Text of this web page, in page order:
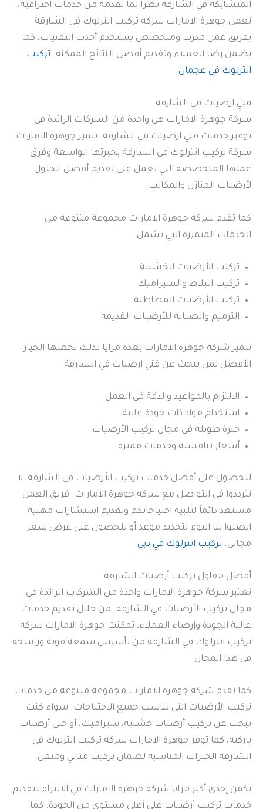
المتشابكة في الشارقة نظراً لما تقدمه من خدمات احترافية.
تعمل جوهرة الامارات شركة تركيب انترلوك في الشارقة
بفريق عمل مدرب ومتخصص يستخدم أحدث التقنيات، كما
يضمن رضا العملاء وتقديم أفضل النتائج الممكنة. تركيب
انترلوك في عجمان
فني ارضيات في الشارقة
شركة جوهرة الامارات هي واحدة من الشركات الرائدة في
توفير خدمات فني ارضيات في الشارقة. تتميز جوهرة الامارات
شركة تركيب انترلوك في الشارقة بخبرتها الواسعة وفرق
عملها المتخصصة التي تعمل على تقديم أفضل الحلول
لأرضيات المنازل والمكاتب.
كما تقدم شركة جوهرة الامارات مجموعة متنوعة من
الخدمات المتميزة التي تشمل:
تركيب الأرضيات الخشبية
تركيب البلاط والسيراميك
تركيب الأرضيات المطاطية
الترميم والصيانة للأرضيات القديمة
تتميز شركة جوهرة الامارات بعدة مزايا لذلك تجعلها الخيار
الأفضل لمن يبحث عن فني ارضيات في الشارقة:
الالتزام بالمواعيد والدقة في العمل
استخدام مواد ذات جودة عالية
خبرة طويلة في مجال تركيب الأرضيات
أسعار تنافسية وخدمات مميزة
للحصول على أفضل خدمات تركيب الأرضيات في الشارقة، لا
تترددوا في التواصل مع شركة جوهرة الامارات. فريق العمل
مستعد دائماً لتلبية احتياجاتكم وتقديم استشارات مهنية.
اتصلوا بنا اليوم لتحديد موعد أو للحصول على عرض سعر
مجاني. تركيب انترلوك في دبي
أفضل مقاول تركيب أرضيات الشارقة
تعتبر شركة جوهرة الامارات واحدة من الشركات الرائدة في
مجال تركيب الأرضيات في الشارقة. من خلال تقديم خدمات
عالية الجودة وإرضاء العملاء، تمكنت جوهرة الامارات شركة
تركيب انترلوك في الشارقة من تأسيس سمعة قوية وراسخة
في هذا المجال.
كما تقدم شركة جوهرة الامارات مجموعة متنوعة من خدمات
تركيب الأرضيات التي تناسب جميع الاحتياجات. سواء كنت
تبحث عن تركيب أرضيات خشبية، سيراميك، أو حتى أرضيات
باركيه، كما توفر جوهرة الامارات شركة تركيب انترلوك في
الشارقة الخبرات المناسبة لضمان تركيب مثالي ومتقن.
تكمن إحدى أكبر مزايا شركة جوهرة الامارات في الالتزام بتقديم
خدمات تركيب أرضيات على أعلى مستوى من الجودة. كما